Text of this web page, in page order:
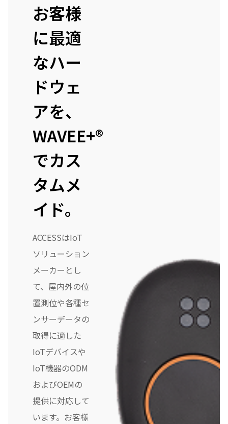
ラグを含めて
ビーコン電波
を発信しま
す。電圧が
2.4V以下の状
態が継続する
とき、ビーコ
ンデータには
低電圧フラグ
の付与が継続
的に発生しま
す。
お客様
に最適
なハー
ドウェ
アを、
WAVEE+®
でカス
タムメ
イド。
ACCESSはIoT
ソリューション
メーカーとし
て、屋内外の位
置測位や各種セ
ンサーデータの
取得に適した
IoTデバイスや
IoT機器のODM
およびOEMの
提供に対応して
います。お客様